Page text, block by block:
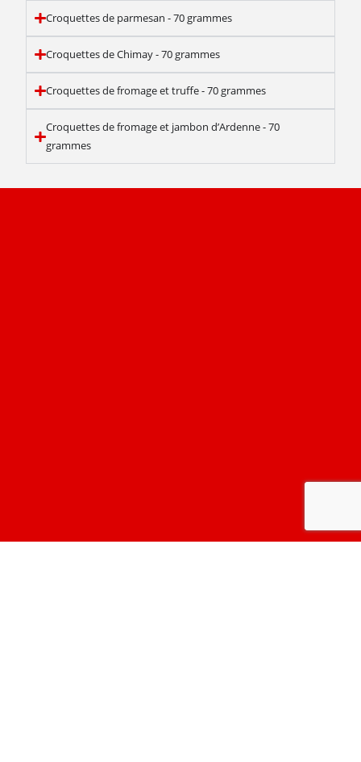
Croquettes de parmesan - 70 grammes
Croquettes de Chimay - 70 grammes
Croquettes de fromage et truffe - 70 grammes
Croquettes de fromage et jambon d’Ardenne - 70
grammes